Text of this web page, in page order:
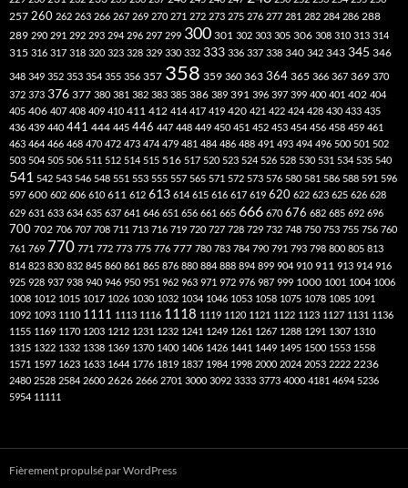
257 260 262 263 266 267 269 270 271 272 273 275 276 277 281 282 284 286 288
289 290 291 292 293 294 296 297 299 300 301 302 303 305 306 308 310 313 314
315 316 317 318 320 323 328 329 330 332 333 336 337 338 340 342 343 345 346
348 349 352 353 354 355 356 357 358 359 360 363 364 365 366 367 369 370
372 373 376 377 380 381 382 383 385 386 389 391 396 397 399 400 401 402 404
405 406 407 408 409 410 411 412 414 417 419 420 421 422 424 428 430 433 435
436 439 440 441 444 445 446 447 448 449 450 451 452 453 454 456 458 459 461
463 464 466 468 470 472 473 474 479 481 484 486 488 491 493 494 496 500 501 502
503 504 505 506 511 512 514 515 516 517 520 523 524 526 528 530 531 534 535 540
541 542 543 546 548 551 553 555 557 565 571 572 573 576 580 581 586 588 591 596
597 600 602 606 610 611 612 613 614 615 616 617 619 620 622 623 625 626 628
629 631 633 634 635 637 641 646 651 656 661 665 666 670 676 682 685 692 696
700 702 706 707 708 711 713 716 719 720 727 728 729 732 748 750 753 755 756 760
761 769 770 771 772 773 775 776 777 780 783 784 790 791 793 798 800 805 813
814 823 830 832 845 860 861 865 876 880 884 888 894 899 904 910 911 913 914 916
925 928 937 938 940 946 950 951 962 963 971 972 976 987 999 1000 1001 1004 1006
1008 1012 1015 1017 1026 1030 1032 1034 1046 1053 1058 1075 1078 1085 1091
1092 1093 1110 1111 1113 1116 1118 1119 1120 1121 1122 1123 1127 1131 1136
1155 1169 1170 1203 1212 1231 1232 1241 1249 1261 1267 1288 1291 1307 1310
1315 1322 1332 1338 1369 1370 1400 1406 1426 1441 1449 1495 1500 1553 1558
1571 1597 1623 1633 1644 1776 1819 1837 1984 1998 2000 2024 2053 2222 2236
2480 2528 2584 2600 2626 2666 2701 3000 3092 3333 3773 4000 4181 4694 5236
5954 11111
Fièrement propulsé par WordPress